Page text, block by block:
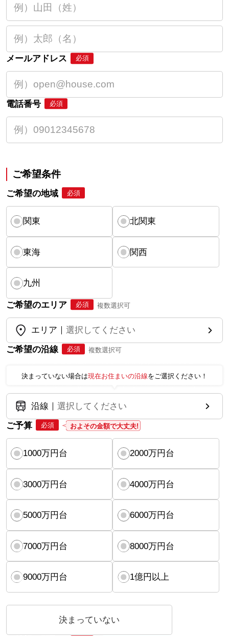
メールアドレス 必須
電話番号 必須
ご希望条件
ご希望の地域 必須
関東 北関東
東海 関西
九州
ご希望のエリア 必須 複数選択可
エリア
選択してください
ご希望の沿線
必須 複数選択可
決まっていない場合は現在お住まいの沿線をご選択ください！
沿線
選択してください
ご予算
必須 およその金額で大丈夫!
1000万円台 2000万円台
3000万円台 4000万円台
5000万円台 6000万円台
7000万円台 8000万円台
9000万円台 1億円以上
決まっていない